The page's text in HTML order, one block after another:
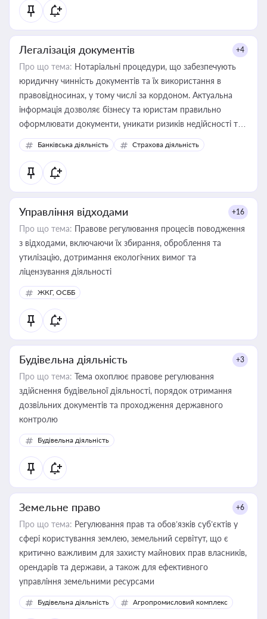
статусу суб'єктів оціночної діяльності
Легалізація документів +4
Про що тема: Нотаріальні процедури, що забезпечують
юридичну чинність документів та їх використання в
правовідносинах, у тому числі за кордоном. Актуальна
інформація дозволяє бізнесу та юристам правильно
оформлювати документи, уникати ризиків недійсності та
забезпечувати їх належне прийняття органами влади та
контрагентами
Банківська діяльність Страхова діяльність
Управління відходами +16
Про що тема: Правове регулювання процесів поводження
з відходами, включаючи їх збирання, оброблення та
утилізацію, дотримання екологічних вимог та
ліцензування діяльності
ЖКГ, ОСББ
Будівельна діяльність +3
Про що тема: Тема охоплює правове регулювання
здійснення будівельної діяльності, порядок отримання
дозвільних документів та проходження державного
контролю
Будівельна діяльність
Земельне право +6
Про що тема: Регулювання прав та обов’язків суб’єктів у
сфері користування землею, земельний сервітут, що є
критично важливим для захисту майнових прав власників,
орендарів та держави, а також для ефективного
управління земельними ресурсами
Будівельна діяльність Агропромисловий комплекс